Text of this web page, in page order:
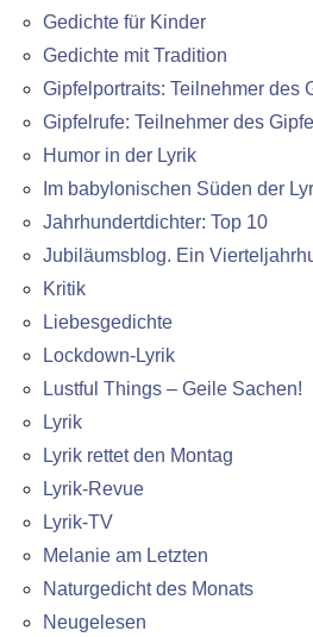
Gedichte für Kinder
Gedichte mit Tradition
Gipfelportraits: Teilnehmer des
Gipfelrufe: Teilnehmer des
Humor in der Lyrik
Im babylonischen Süden der
Jahrhundertdichter: Top 10
Jubiläumsblog. Ein
Kritik
Liebesgedichte
Lockdown-Lyrik
Lustful Things – Geile Sachen!
Lyrik
Lyrik rettet den Montag
Lyrik-Revue
Lyrik-TV
Melanie am Letzten
Naturgedicht des Monats
Neugelesen